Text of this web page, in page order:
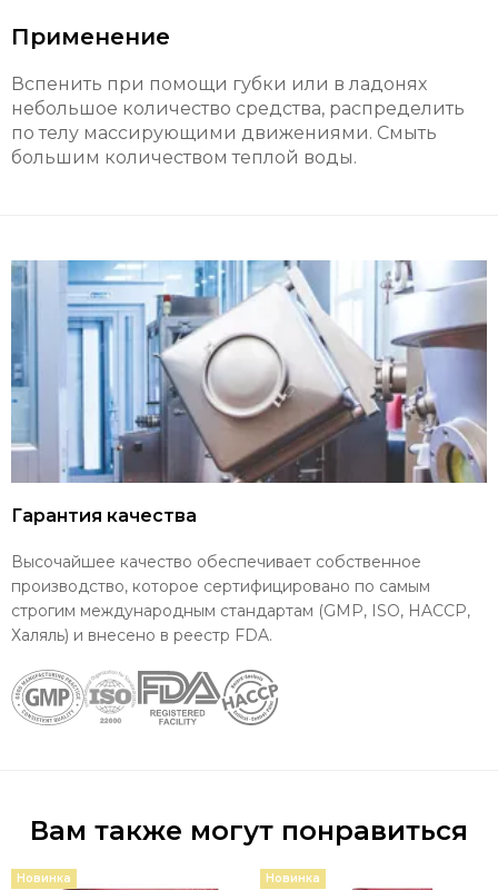
Применение
Вспенить при помощи губки или в ладонях
небольшое количество средства, распределить
по телу массирующими движениями. Смыть
большим количеством теплой воды.
Гарантия качества
Высочайшее качество обеспечивает собственное
производство, которое сертифицировано по самым
строгим международным стандартам (GMP, ISO, HACCP,
Халяль) и внесено в реестр FDA.
Вам также могут понравиться
Новинка Новинка